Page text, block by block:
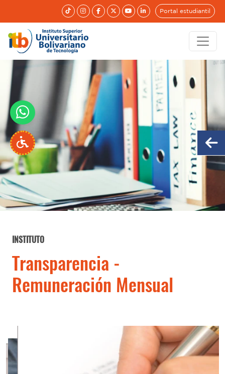
Portal estudiantil
INSTITUTO
Transparencia -
Remuneración Mensual